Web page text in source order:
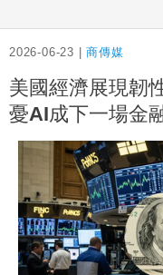
2026-06-23 |商傳媒
美國經濟展現韌
憂AI成下一場金